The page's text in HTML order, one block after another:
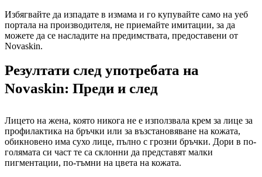
Избягвайте да изпадате в измама и го купувайте само на уеб
портала на производителя, не приемайте имитации, за да
можете да се насладите на предимствата, предоставени от
Novaskin.
Резултати след употребата на
Novaskin: Преди и след
Лицето на жена, която никога не е използвала крем за лице за
профилактика на бръчки или за възстановяване на кожата,
обикновено има сухо лице, пълно с грозни бръчки. Дори в по-
голямата си част те са склонни да представят малки
пигментации, по-тъмни на цвета на кожата.